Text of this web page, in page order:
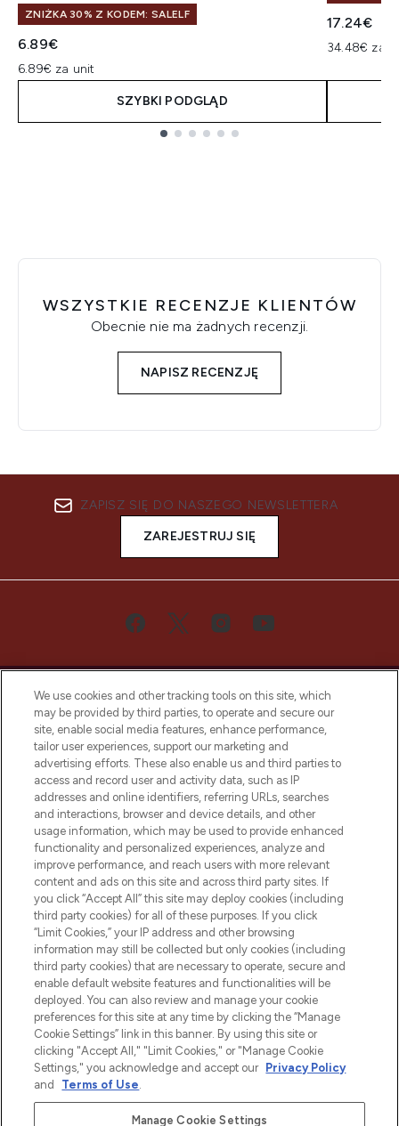
ZNIŻKA 30% Z KODEM: SALELF
6.89€
6.89€ za unit
SZYBKI PODGLĄD
17.24€
34.48€ za L
WSZYSTKIE RECENZJE KLIENTÓW
Obecnie nie ma żadnych recenzji.
NAPISZ RECENZJĘ
ZAPISZ SIĘ DO NASZEGO NEWSLETTERA
ZAREJESTRUJ SIĘ
Bądź pierwszą osobą, która dowie się o
najnowszych produktach, od niszowych i
uznanych marek, sezonowych trendach i
otrzyma ekskluzywne artykuły redakcyjne
z Sunday Supplement.
Zgoda na pliki cookie
Do Not Sell or Share My Personal
Information
POMOC & INFORMACJE
WAŻNE INFORMACJE
O LOOKFANTASTIC
We use cookies and other tracking tools on this site, which
may be provided by third parties, to operate and secure our
site, enable social media features, enhance performance,
tailor user experiences, support our marketing and
advertising efforts. These also enable us and third parties to
access and record user and activity data, such as IP
addresses and online identifiers, referring URLs, searches
and interactions, browser and device details, and other
usage information, which may be used to provide enhanced
functionality and personalized experiences, analyze and
improve performance, and reach users with more relevant
content and ads on this site and across third party sites. If
you click “Accept All” this site may deploy cookies (including
third party cookies) for all of these purposes. If you click
“Limit Cookies,” your IP address and other browsing
information may still be collected but only cookies (including
third party cookies) that are necessary to operate, secure and
enable default website features and functionalities will be
deployed. You can also review and manage your cookie
preferences for this site at any time by clicking the “Manage
Cookie Settings” link in this banner. By using this site or
clicking "Accept All," "Limit Cookies," or "Manage Cookie
Settings," you acknowledge and accept our Privacy Policy
and
Terms of Use.
Manage Cookie Settings